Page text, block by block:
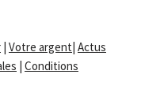
| Votre argent| Actus
| Conditions